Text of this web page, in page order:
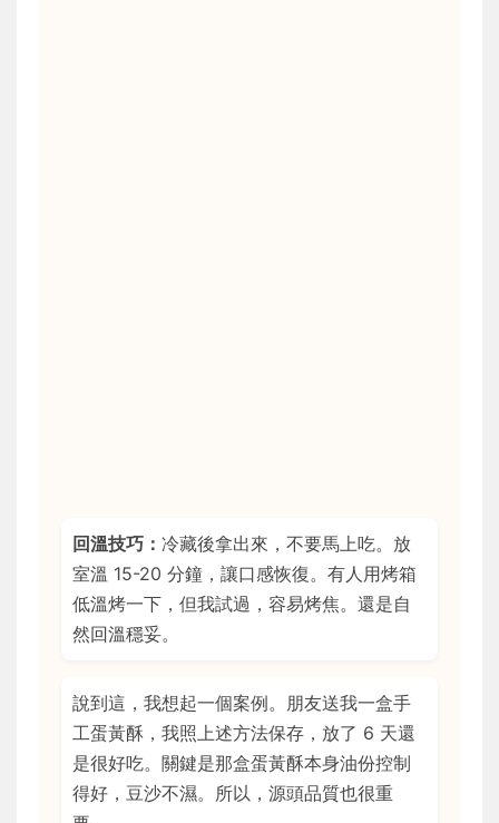
回溫技巧： 冷藏後拿出來，不要馬上吃。放
室溫 15-20 分鐘，讓口感恢復。有人用烤箱
低溫烤一下，但我試過，容易烤焦。還是自
然回溫穩妥。
說到這，我想起一個案例。朋友送我一盒手
工蛋黃酥，我照上述方法保存，放了 6 天還
是很好吃。關鍵是那盒蛋黃酥本身油份控制
得好，豆沙不濕。所以，源頭品質也很重